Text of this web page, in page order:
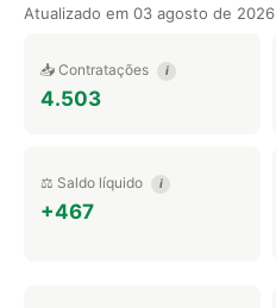
Atualizado em 03 agosto de 2026
📥 Contratações i
4.503
⚖️ Saldo líquido i
+467